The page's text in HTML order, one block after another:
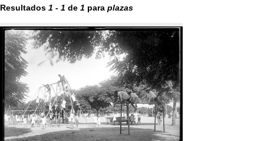
Resultados 1 - 1 de 1 para plazas